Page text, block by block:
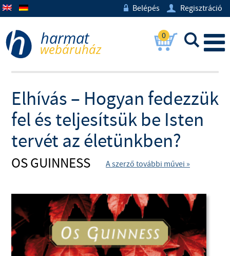
w Belépés U Regisztráció
0 L
Elhívás – Hogyan fedezzük
fel és teljesítsük be Isten
tervét az életünkben?
OS GUINNESS A szerző további művei »